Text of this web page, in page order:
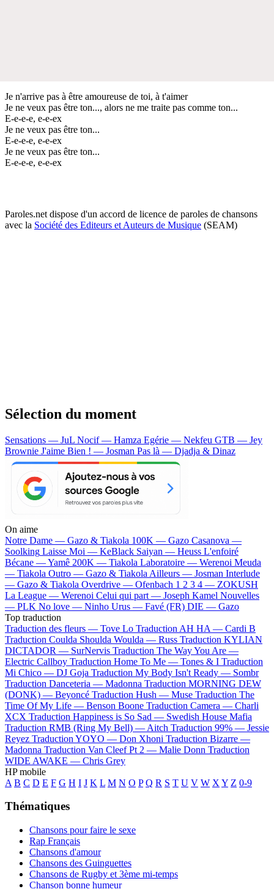
Je n'arrive pas à être amoureuse de toi, à t'aimer
Je ne veux pas être ton..., alors ne me traite pas comme ton...
E-e-e-e, e-e-ex
Je ne veux pas être ton...
E-e-e-e, e-e-ex
Je ne veux pas être ton...
E-e-e-e, e-e-ex
Paroles.net dispose d'un accord de licence de paroles de chansons
avec la Société des Editeurs et Auteurs de Musique (SEAM)
Sélection du moment
Sensations — JuL Nocif — Hamza Egérie — Nekfeu GTB — Jey
Brownie J'aime Bien ! — Josman Pas là — Djadja & Dinaz
On aime
Notre Dame — Gazo & Tiakola 100K — Gazo Casanova —
Soolking Laisse Moi — KeBlack Saiyan — Heuss L'enfoiré
Bécane —Yamê 200K — Tiakola Laboratoire — Werenoi Meuda
— Tiakola Outro — Gazo & Tiakola Ailleurs — Josman Interlude
— Gazo & Tiakola Overdrive — Ofenbach 1 2 3 4 — ZOKUSH
La League — Werenoi Celui qui part — Joseph Kamel Nouvelles
— PLK No love — Ninho Urus — Favé (FR) DIE — Gazo
Top traduction
Traduction des fleurs — Tove Lo Traduction AH HA — Cardi B
Traduction Coulda Shoulda Woulda — Russ Traduction KYLIAN
DICTADOR — SurNervis Traduction The Way You Are —
Electric Callboy Traduction Home To Me — Tones & I Traduction
Mi Chico — DJ Goja Traduction My Body Isn't Ready — Sombr
Traduction Danceteria — Madonna Traduction MORNING DEW
(DONK) — Beyoncé Traduction Hush — Muse Traduction The
Time Of My Life — Benson Boone Traduction Camera — Charli
XCX Traduction Happiness is So Sad — Swedish House Mafia
Traduction RMB (Ring My Bell) — Aitch Traduction 99% — Jessie
Reyez Traduction YOYO — Don Xhoni Traduction Bizarre —
Madonna Traduction Van Cleef Pt 2 — Malie Donn Traduction
WIDE AWAKE — Chris Grey
HP mobile
A B C D E F G H I J K L M N O P Q R S T U V W X Y Z 0-9
Thématiques
Chansons pour faire le sexe
Rap Français
Chansons d'amour
Chansons des Guinguettes
Chansons de Rugby et 3ème mi-temps
Chanson bonne humeur